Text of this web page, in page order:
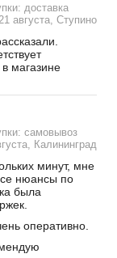
доставка
21 августа, Ступино
магазине
самовывоз
Калининград
минут, мне
нюансы по
была
оперативно.